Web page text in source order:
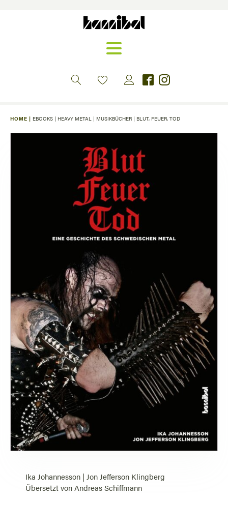
HOME | EBOOKS | HEAVY METAL | MUSIKBÜCHER | BLUT, FEUER, TOD
Ika Johannesson | Jon Jefferson Klingberg
Übersetzt von Andreas Schiffmann